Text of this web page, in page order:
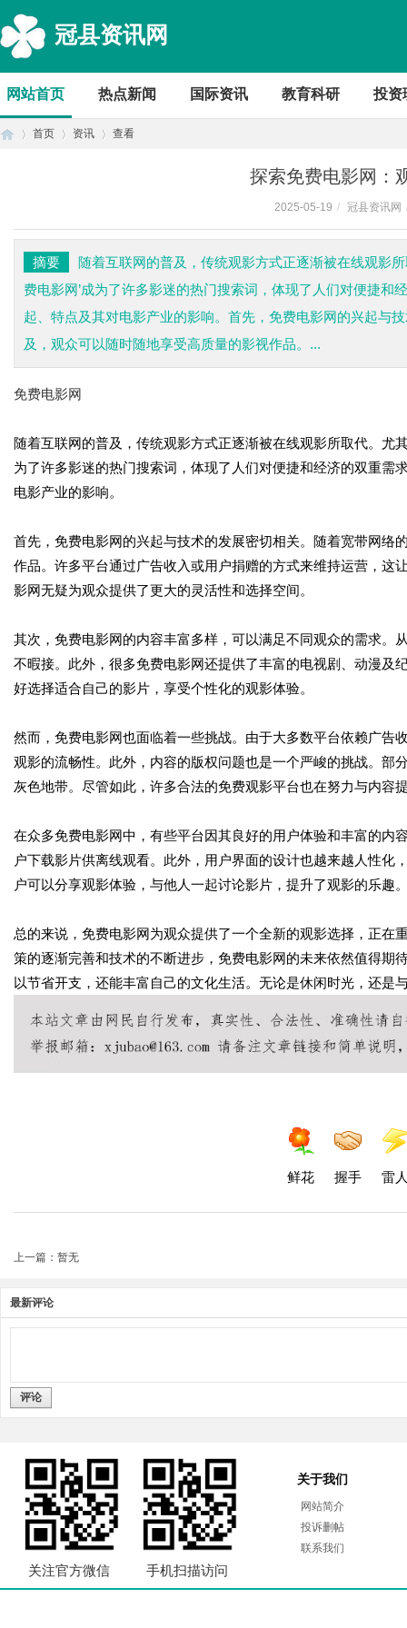
冠县资讯网
网站首页 热点新闻 国际资讯 教育科研 投资
首页 资讯 查看
探索免费电影网：
2025-05-19 / 冠县资讯网
摘要
随着互联网的普及，传统观影方式正逐渐被在线观影
费电影网’成为了许多影迷的热门搜索词，体现了人们对便捷
起、特点及其对电影产业的影响。首先，免费电影网的兴起与
及，观众可以随时随地享受高质量的影视作品。...
免费电影网
随着互联网的普及，传统观影方式正逐渐被在线观影所取代。尤
为了许多影迷的热门搜索词，体现了人们对便捷和经济的双重
电影产业的影响。
首先，免费电影网的兴起与技术的发展密切相关。随着宽带网络
作品。许多平台通过广告收入或用户捐赠的方式来维持运营，这
影网无疑为观众提供了更大的灵活性和选择空间。
其次，免费电影网的内容丰富多样，可以满足不同观众的需求。
不暇接。此外，很多免费电影网还提供了丰富的电视剧、动漫及
好选择适合自己的影片，享受个性化的观影体验。
然而，免费电影网也面临着一些挑战。由于大多数平台依赖广告
观影的流畅性。此外，内容的版权问题也是一个严峻的挑战。部
灰色地带。尽管如此，许多合法的免费观影平台也在努力与内
在众多免费电影网中，有些平台因其良好的用户体验和丰富的内
户下载影片供离线观看。此外，用户界面的设计也越来越人性
户可以分享观影体验，与他人一起讨论影片，提升了观影的乐趣
总的来说，免费电影网为观众提供了一个全新的观影选择，正
策的逐渐完善和技术的不断进步，免费电影网的未来依然值得期
以节省开支，还能丰富自己的文化生活。无论是休闲时光，还
鲜花 握手 雷
上一篇：暂无
最新评论
评论
关注官方微信 手机扫描访问
关于我们
网站简介
投诉删帖
联系我们